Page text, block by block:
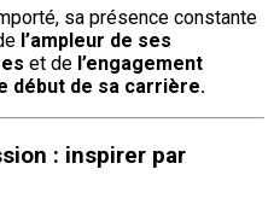
sa présence constante
l’ampleur de ses
et de l’engagement
début de sa carrière.
: inspirer par